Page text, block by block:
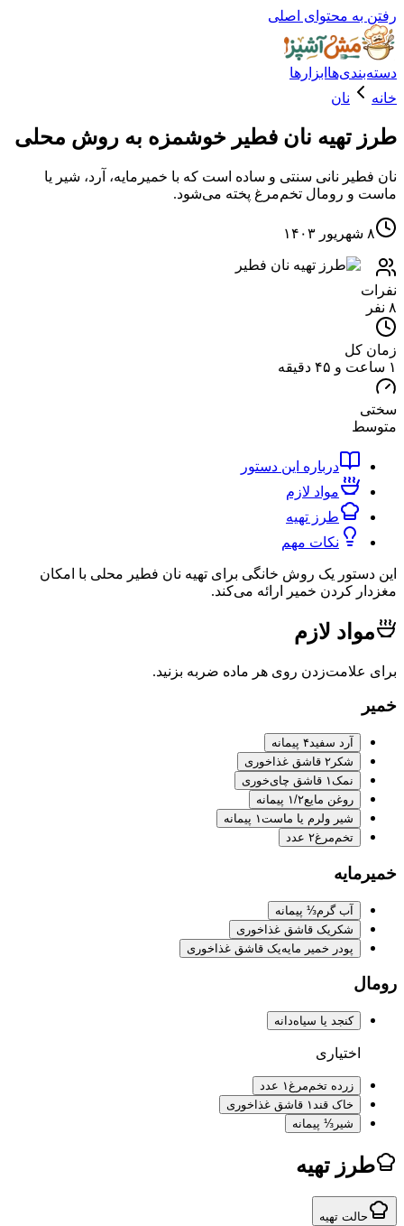
محتوای اصلی
ابزارها
نان
تهیه نان فطیر خوشمزه به روش محلی
نانی سنتی و ساده است که با خمیرمایه، آرد، شیر یا
رومال تخم‌مرغ پخته می‌شود.
درباره این دستور
مواد لازم
طرز تهیه
نکات مهم
یک روش خانگی برای تهیه نان فطیر محلی با امکان
کردن خمیر ارائه می‌کند.
لازم
روی هر ماده ضربه بزنید.
آرد سفید
۴ پیمانه
شکر۲ قاشق غذاخوری
۱ قاشق چای‌خوری
روغن مایع۱/۲ پیمانه
شیر ولرم یا ماست ۱ پیمانه
تخم‌مرغ
۲ عدد
آب گرم
⅓ پیمانه
شکریک قاشق غذاخوری
پودر خمیر مایهیک قاشق غذاخوری
کنجد یا سیاه‌دانه
زرده تخم‌مرغ ۱ عدد
خاک قند
۱ قاشق غذاخوری
⅓ پیمانه
تهیه
تهیه